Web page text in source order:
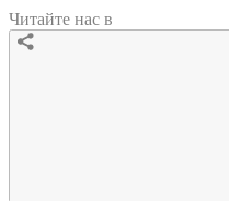
Читайте нас в